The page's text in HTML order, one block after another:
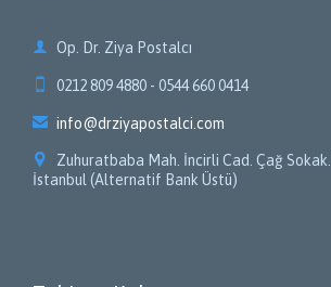
 Op. Dr. Ziya Postalcı
 0212 809 4880 - 0544 660 0414
 info@drziyapostalci.com

Zuhuratbaba Mah. İncirli Cad. Çağ
İstanbul (Alternatif Bank Üstü)